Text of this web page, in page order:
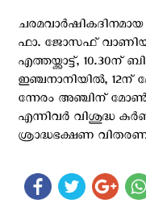
ചരമവാർഷികദിനമായ
ഫാ. ജോസഫ്
എത്തയ്ക്കാട്ട്,
ഇഞ്ചനാനിയിൽ,
ന്നേരം അഞ്ചിന്
എന്നിവർ വിശുദ്ധ
ശ്രാദ്ധഭക്ഷണ